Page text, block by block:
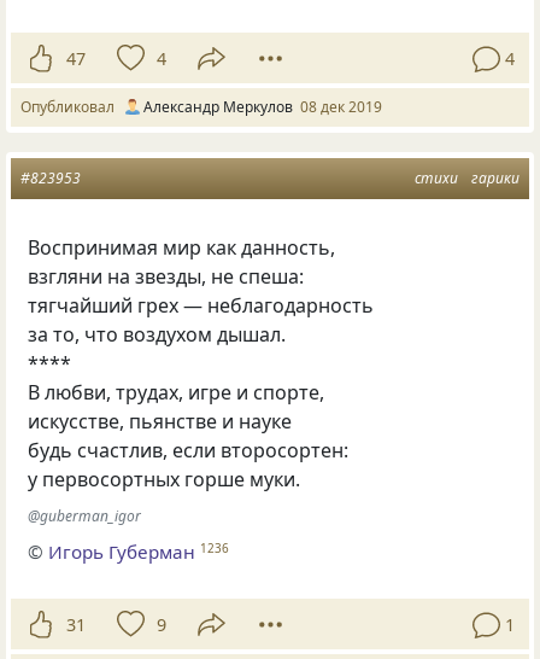
47 4 4
Опубликовал Александр Меркулов 08 дек 2019
стихи гарики
#823953
Воспринимая мир как данность,
взгляни на звезды, не спеша:
тягчайший грех — неблагодарность
за то, что воздухом дышал.
****
В любви, трудах, игре и спорте,
искусстве, пьянстве и науке
будь счастлив, если второсортен:
у первосортных горше муки.
‏@guberman_igor
© Игорь Губерман 1236
31 9 1